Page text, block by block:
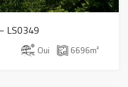
LS0349
Oui 6696m²